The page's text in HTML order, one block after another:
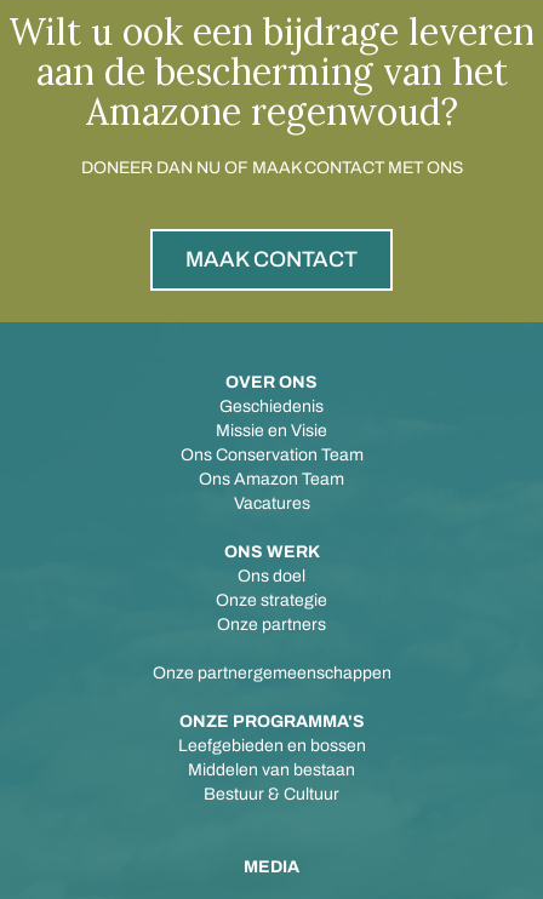
Wilt u ook een bijdrage leveren
aan de bescherming van het
Amazone regenwoud?
DONEER DAN NU OF MAAK CONTACT MET ONS
MAAK CONTACT
OVER ONS
Geschiedenis
Missie en Visie
Ons Conservation Team
Ons Amazon Team
Vacatures
ONS WERK
Ons doel
Onze strategie
Onze partners
Onze partnergemeenschappen
ONZE PROGRAMMA'S
Leefgebieden en bossen
Middelen van bestaan
Bestuur & Cultuur
MEDIA